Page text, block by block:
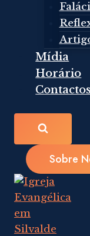
Mídia
Horário
Sobre